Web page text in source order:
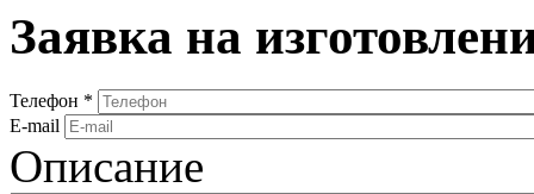
Заявка на
Телефон *
E-mail
Описание